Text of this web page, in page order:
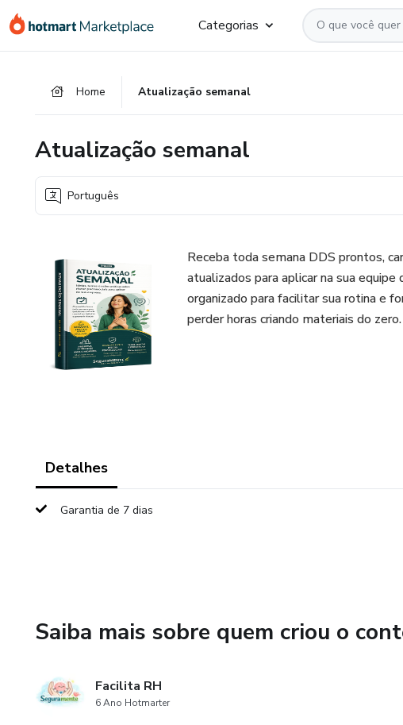
para
para
para
Categorias
Home Atualização semanal
Atualização semanal
Português
Receba toda semana DDS prontos,
atualizados para aplicar na sua
organizado para facilitar sua rotina e
perder horas criando materiais do zero.
Detalhes
Garantia de 7 dias
Saiba mais sobre quem criou o
Facilita RH
6 Ano Hotmarter